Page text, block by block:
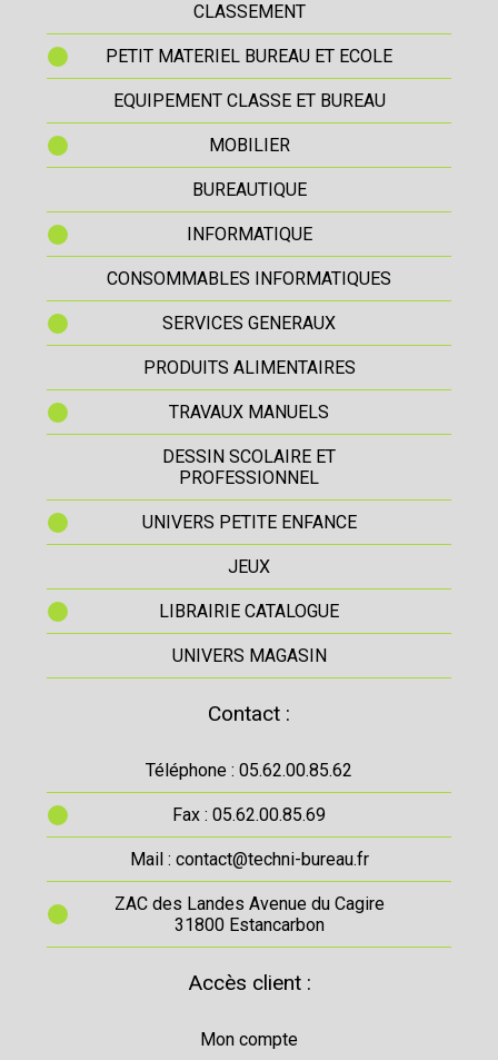
CLASSEMENT
PETIT MATERIEL BUREAU ET ECOLE
EQUIPEMENT CLASSE ET BUREAU
MOBILIER
BUREAUTIQUE
INFORMATIQUE
CONSOMMABLES INFORMATIQUES
SERVICES GENERAUX
PRODUITS ALIMENTAIRES
TRAVAUX MANUELS
DESSIN SCOLAIRE ET
PROFESSIONNEL
UNIVERS PETITE ENFANCE
JEUX
LIBRAIRIE CATALOGUE
UNIVERS MAGASIN
Contact :
Téléphone : 05.62.00.85.62
Fax : 05.62.00.85.69
Mail : contact@techni-bureau.fr
ZAC des Landes Avenue du Cagire
31800 Estancarbon
Accès client :
Mon compte